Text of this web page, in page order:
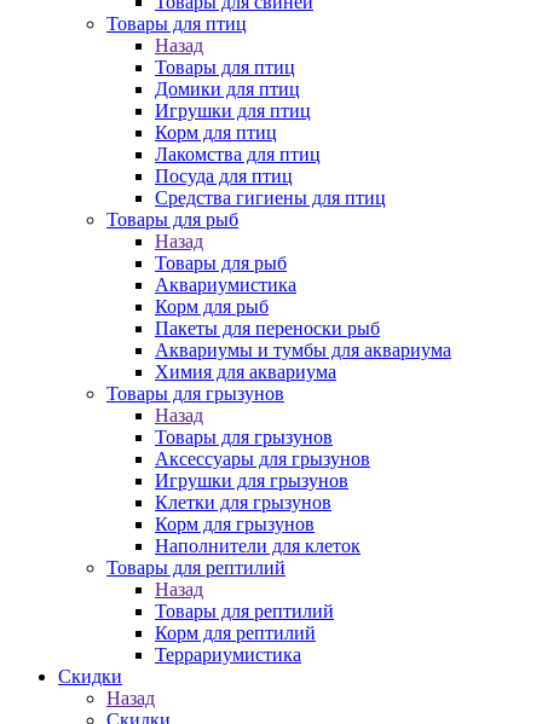
Товары для птиц
Назад
Товары для птиц
Домики для птиц
Игрушки для птиц
Корм для птиц
Лакомства для птиц
Посуда для птиц
Средства гигиены для птиц
Товары для рыб
Назад
Товары для рыб
Аквариумистика
Корм для рыб
Пакеты для переноски рыб
Аквариумы и тумбы для аквариума
Химия для аквариума
Товары для грызунов
Назад
Товары для грызунов
Аксессуары для грызунов
Игрушки для грызунов
Клетки для грызунов
Корм для грызунов
Наполнители для клеток
Товары для рептилий
Назад
Товары для рептилий
Корм для рептилий
Террариумистика
Скидки
Назад
Скидки